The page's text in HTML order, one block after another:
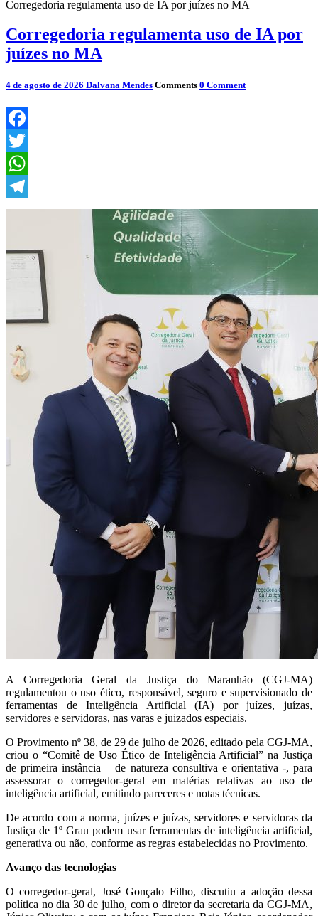
Corregedoria regulamenta uso de IA por juízes no MA
Corregedoria regulamenta uso de IA por
juízes no MA
4 de agosto de 2026 Dalvana Mendes Comments 0 Comment
Facebook
Twitter
WhatsApp
Telegram
A Corregedoria Geral da Justiça do Maranhão (CGJ-MA)
regulamentou o uso ético, responsável, seguro e supervisionado de
ferramentas de Inteligência Artificial (IA) por juízes, juízas,
servidores e servidoras, nas varas e juizados especiais.
O Provimento nº 38, de 29 de julho de 2026, editado pela CGJ-MA,
criou o “Comitê de Uso Ético de Inteligência Artificial” na Justiça
de primeira instância – de natureza consultiva e orientativa -, para
assessorar o corregedor-geral em matérias relativas ao uso de
inteligência artificial, emitindo pareceres e notas técnicas.
De acordo com a norma, juízes e juízas, servidores e servidoras da
Justiça de 1º Grau podem usar ferramentas de inteligência artificial,
generativa ou não, conforme as regras estabelecidas no Provimento.
Avanço das tecnologias
O corregedor-geral, José Gonçalo Filho, discutiu a adoção dessa
política no dia 30 de julho, com o diretor da secretaria da CGJ-MA,